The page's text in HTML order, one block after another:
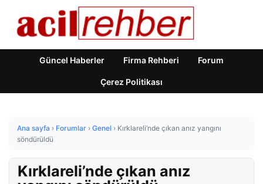
Güncel Haberler Firma Rehberi Forum
Çerez Politikası
Ana sayfa › Forumlar › Genel › Kırklareli’nde çıkan anız yangını
söndürüldü
Kırklareli’nde çıkan anız